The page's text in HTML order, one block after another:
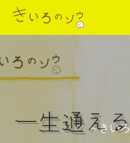
～きいろ